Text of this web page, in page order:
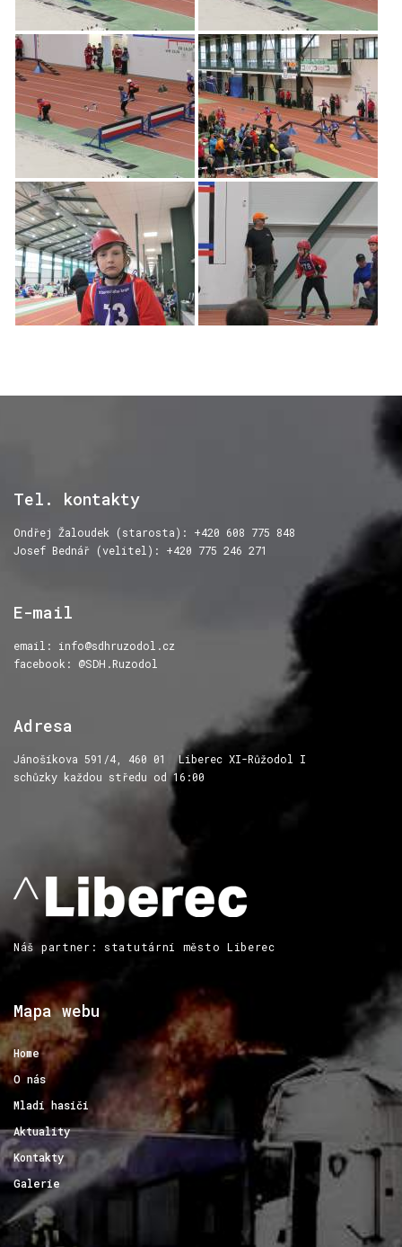
Tel. kontakty
Ondřej Žaloudek (starosta): +420 608 775 848
Josef Bednář (velitel): +420 775 246 271
E-mail
email: info@sdhruzodol.cz
facebook: @SDH.Ruzodol
Adresa
Jánošíkova 591/4, 460 01 Liberec XI-Růžodol I
schůzky každou středu od 16:00
Náš partner: statutární město Liberec
Mapa webu
Home
O nás
Mladí hasiči
Aktuality
Kontakty
Galerie